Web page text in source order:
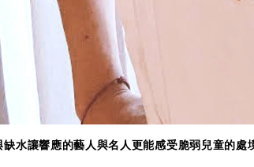
缺水讓響應的藝人與名人更能感受脆弱兒童的處